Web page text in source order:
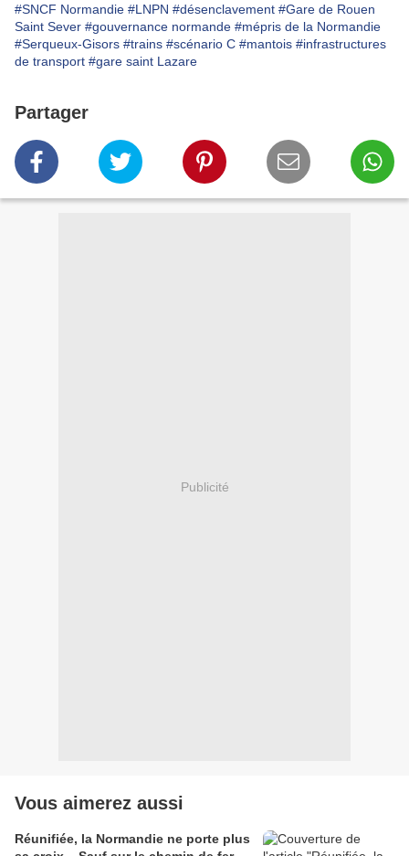
#SNCF Normandie #LNPN #désenclavement #Gare de Rouen
Saint Sever #gouvernance normande #mépris de la Normandie
#Serqueux-Gisors #trains #scénario C #mantois #infrastructures
de transport #gare saint Lazare
Partager
Publicité
Vous aimerez aussi
Réunifiée, la Normandie ne porte plus